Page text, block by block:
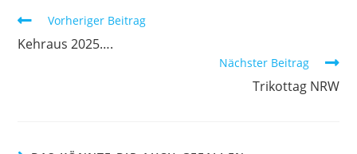
Weitere
ansehen
Vorheriger Beitrag
Kehraus 2025….
Nächster Beitrag
Trikottag NRW